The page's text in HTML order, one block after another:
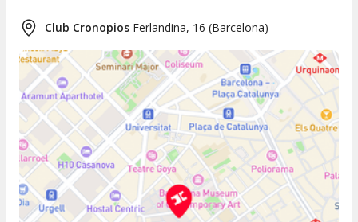
Club Cronopios Ferlandina, 16 (Barcelona)